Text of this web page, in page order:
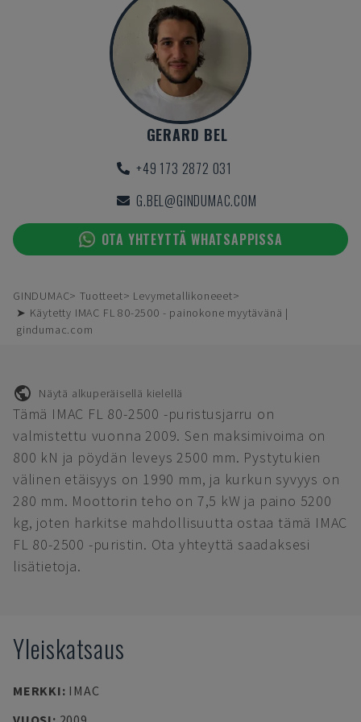
GERARD BEL
+49 173 2872 031
G.BEL@GINDUMAC.COM
OTA YHTEYTTÄ WHATSAPPISSA
GINDUMAC Tuotteet
Levymetallikoneeet
➤ Käytetty IMAC FL 80-2500 - painokone myytävänä |
gindumac.com
Näytä alkuperäisellä kielellä
Tämä IMAC FL 80-2500 -puristusjarru on
valmistettu vuonna 2009. Sen maksimivoima on
800 kN ja pöydän leveys 2500 mm. Pystytukien
välinen etäisyys on 1990 mm, ja kurkun syvyys on
280 mm. Moottorin teho on 7,5 kW ja paino 5200
kg, joten harkitse mahdollisuutta ostaa tämä IMAC
FL 80-2500 -puristin. Ota yhteyttä saadaksesi
lisätietoja.
Yleiskatsaus
MERKKI: IMAC